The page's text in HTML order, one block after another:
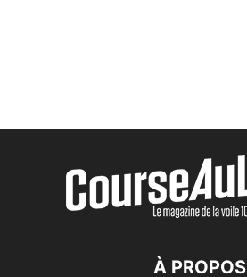
À PROPOS